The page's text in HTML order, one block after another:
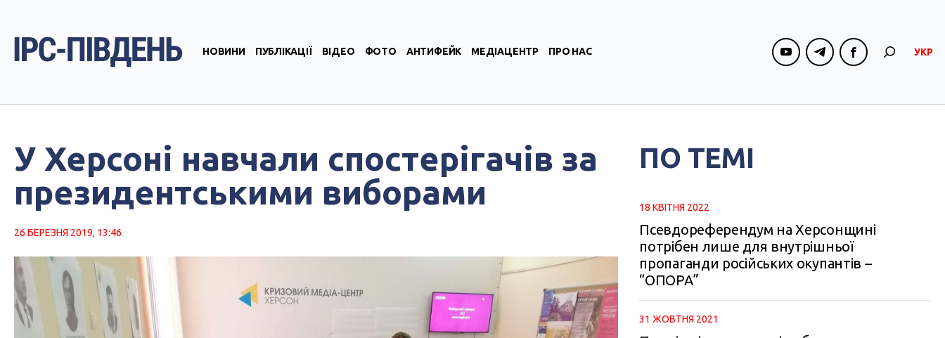
НОВИНИ ПУБЛІКАЦІЇ ВІДЕО ФОТО АНТИФЕЙК МЕДІАЦЕНТР ПРО НАС УКР
У Херсоні навчали спостерігачів за
президентськими виборами
26 БЕРЕЗНЯ 2019, 13:46
ПО ТЕМІ
18 КВІТНЯ 2022
Псевдореферендум на Херсонщині
потрібен лише для внутрішньої
пропаганди російських окупантів –
“ОПОРА”
31 ЖОВТНЯ 2021